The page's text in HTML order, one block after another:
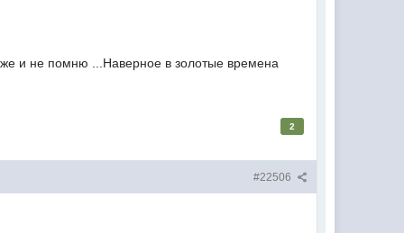
и не помню ...Наверное в золотые времена
2
#22506